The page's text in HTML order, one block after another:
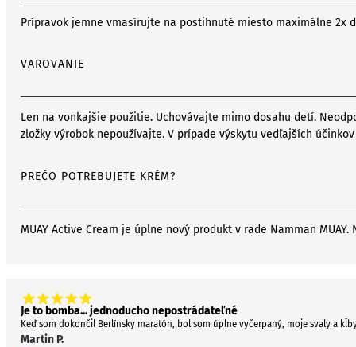
Je to bomba... jednoducho nepostrádateľné
Keď som dokončil Berlínsky maratón, bol som úplne vyčerpaný, moje svaly a
Martin P.
Prípravok jemne vmasírujte na postihnuté miesto maximálne 2x
VAROVANIE
Len na vonkajšie použitie. Uchovávajte mimo dosahu detí.
zložky výrobok nepoužívajte. V prípade výskytu vedľajších
PREČO POTREBUJETE KRÉM?
MUAY Active Cream je úplne nový produkt v rade Namman